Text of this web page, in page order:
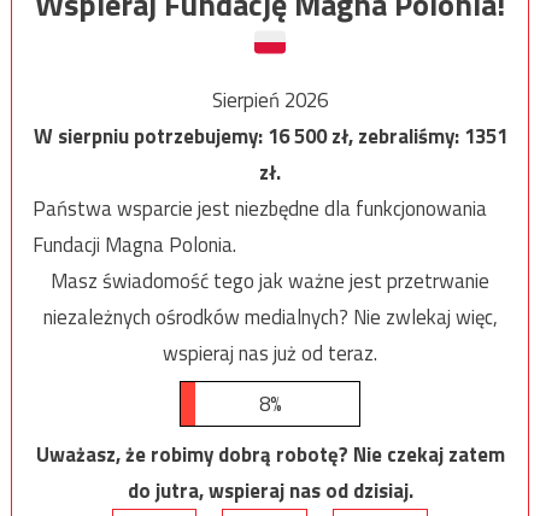
Sierpień 2026
W sierpniu potrzebujemy:16 500zł, zebraliśmy:1351
zł.
Państwa wsparcie jest niezbędne dla funkcjonowania
Fundacji Magna Polonia.
Masz świadomość tego jak ważne jest przetrwanie
niezależnych ośrodków medialnych? Nie zwlekaj więc,
wspieraj nas już od teraz.
8%
Uważasz, że robimy dobrą robotę? Nie czekaj zatem
do jutra, wspieraj nas od dzisiaj.